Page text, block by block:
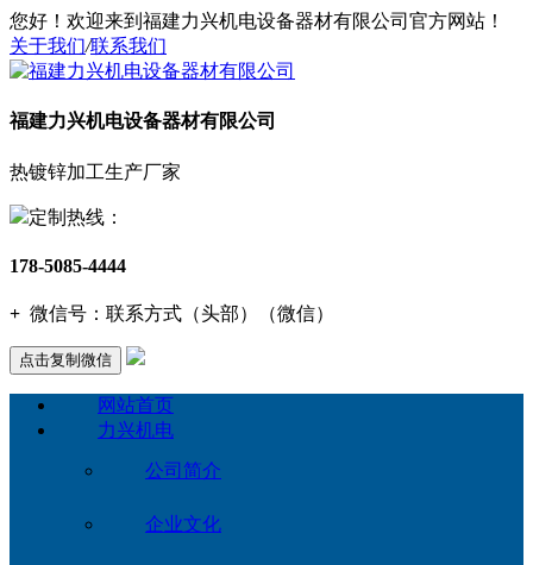
您好！欢迎来到福建力兴机电设备器材有限公司官方网站！
关于我们/联系我们
福建力兴机电设备器材有限公司
热镀锌加工生产厂家
定制热线：
178-5085-4444
+ 微信号： 联系方式（头部）（微信）
点击复制微信
网站首页
力兴机电
公司简介
企业文化